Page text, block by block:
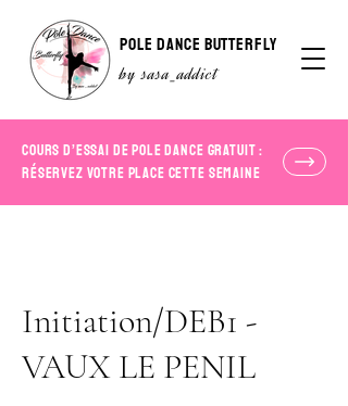
COURS D’ESSAI DE POLE DANCE GRATUIT :
RÉSERVEZ VOTRE PLACE CETTE SEMAINE
POLE DANCE BUTTERFLY
by sasa_addict
Initiation/DEB1 -
VAUX LE PENIL